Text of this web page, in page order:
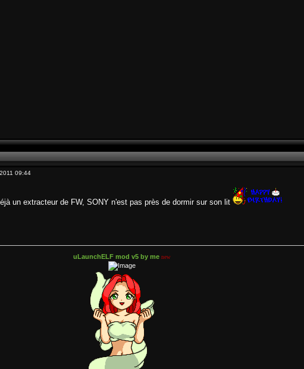
09:44
un extracteur de FW, SONY n'est pas près de dormir sur son lit
uLaunchELF mod v5 by me new